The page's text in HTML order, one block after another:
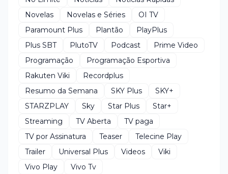
Novelas
Novelas e Séries
OI TV
Paramount Plus
Plantão
PlayPlus
Plus SBT
PlutoTV Podcast
Prime Video
Programação
Programação Esportiva
Rakuten Viki
Recordplus
Resumo da Semana
SKY Plus
SKY+
STARZPLAY
Sky Star Plus
Star+
Streaming
TV Aberta
TV paga
TV por Assinatura
Teaser
Telecine Play
Trailer
Universal Plus Videos
Viki
Vivo Play
Vivo Tv